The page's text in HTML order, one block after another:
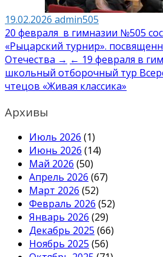
19.02.2026 admin505
Навигация
по
записям
20 февраля в гимназии №505
«Рыцарский турнир».
Отечества → ← 19 февраля в
школьный отборочный тур
чтецов «Живая классика»
Архивы
Июль 2026 (1)
Июнь 2026 (14)
Май 2026 (50)
Апрель 2026 (67)
Март 2026 (52)
Февраль 2026 (52)
Январь 2026 (29)
Декабрь 2025 (66)
Ноябрь 2025 (56)